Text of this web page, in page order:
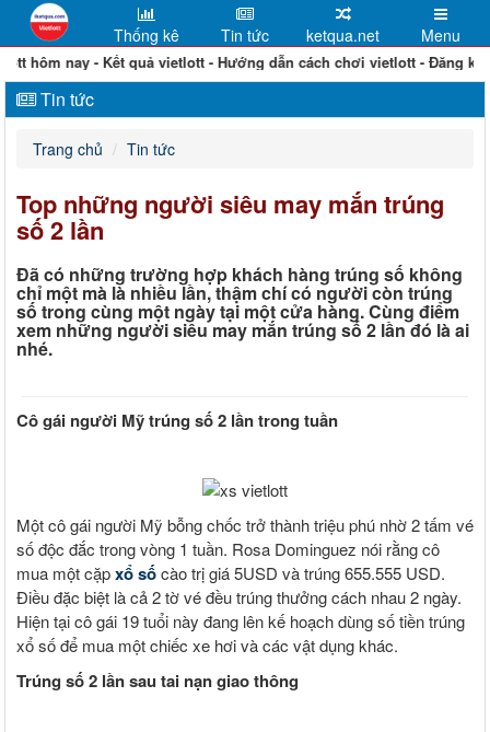
hôm nay - Kết quả vietlott - Hướng dẫn cách chơi vietlott - Đăng ký
Thống kê Tin tức ketqua.net Menu
Tin tức
Trang chủ Tin tức
Top những người siêu may mắn trúng
số 2 lần
Đã có những trường hợp khách hàng trúng số không
chỉ một mà là nhiều lần, thậm chí có người còn trúng
số trong cùng một ngày tại một cửa hàng. Cùng điểm
xem những người siêu may mắn trúng số 2 lần đó là ai
nhé.
Cô gái người Mỹ trúng số 2 lần trong tuần
Một cô gái người Mỹ bỗng chốc trở thành triệu phú nhờ 2 tấm vé
số độc đắc trong vòng 1 tuần. Rosa Dominguez nói rằng cô
mua một cặpxổ sốcào trị giá 5USD và trúng 655.555 USD.
Điều đặc biệt là cả 2 tờ vé đều trúng thưởng cách nhau 2 ngày.
Hiện tại cô gái 19 tuổi này đang lên kế hoạch dùng số tiền trúng
xổ số để mua một chiếc xe hơi và các vật dụng khác.
Trúng số 2 lần sau tai nạn giao thông